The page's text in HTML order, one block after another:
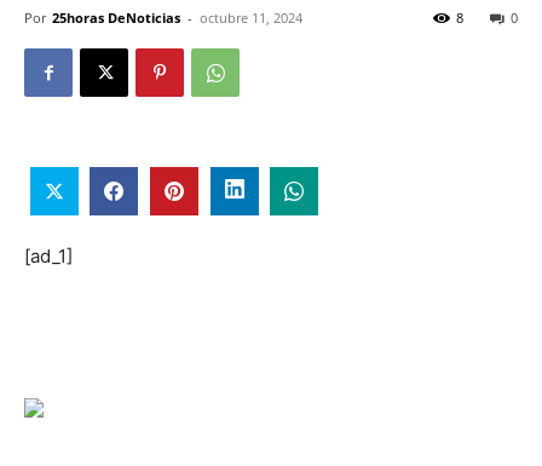
Por 25horas DeNoticias - octubre 11, 2024 0
8
[ad_1]